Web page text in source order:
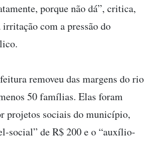
porque não dá”, critica,
irritação com a pressão do
removeu das margens do rio
50 famílias. Elas foram
projetos sociais do município,
social” de R$ 200 e o “auxílio-